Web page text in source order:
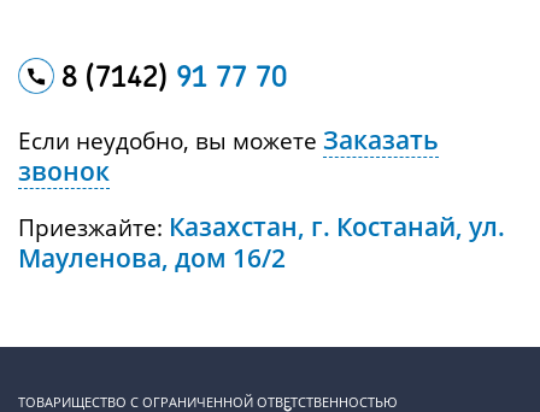
8 (7142) 91 77 70
Если неудобно, вы можете Заказать
звонок
Приезжайте: Казахстан, г. Костанай, ул.
Мауленова, дом 16/2
ТОВАРИЩЕСТВО С ОГРАНИЧЕННОЙ ОТВЕТСТВЕННОСТЬЮ